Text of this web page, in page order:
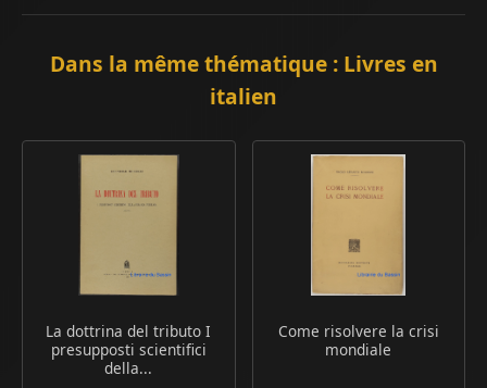
Dans la même thématique : Livres en
italien
La dottrina del tributo I
presupposti scientifici
della...
Come risolvere la crisi
mondiale